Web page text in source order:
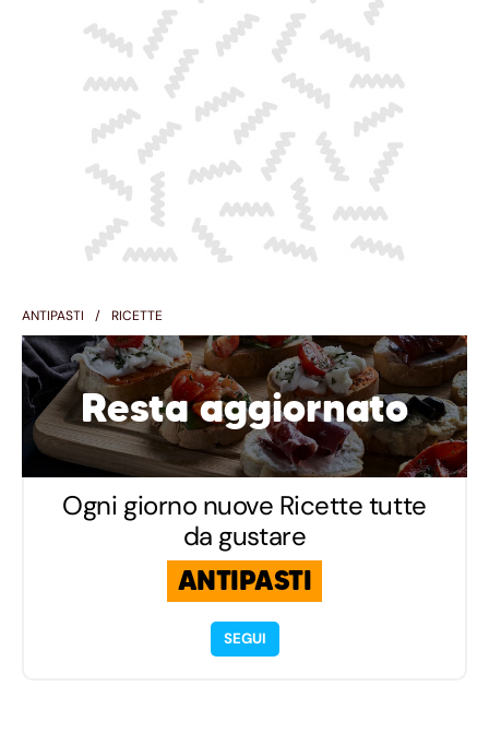
ANTIPASTI RICETTE
Resta aggiornato
Ogni giorno nuove Ricette tutte
da gustare
ANTIPASTI
SEGUI